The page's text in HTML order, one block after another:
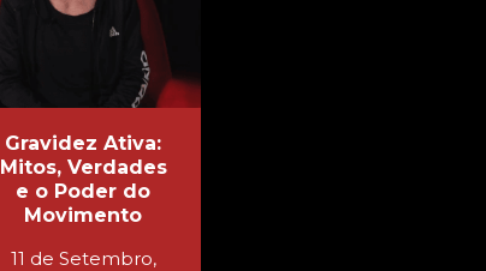
Gravidez Ativa:
Mitos, Verdades
e o Poder do
Movimento
11 de Setembro,